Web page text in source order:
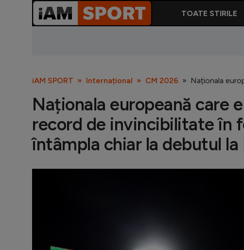
TOATE STIRILE
iAM SPORT Internațional CM 2026 Naționala
Naționala europeană care
record de invincibilitate în
întâmpla chiar la debutul la